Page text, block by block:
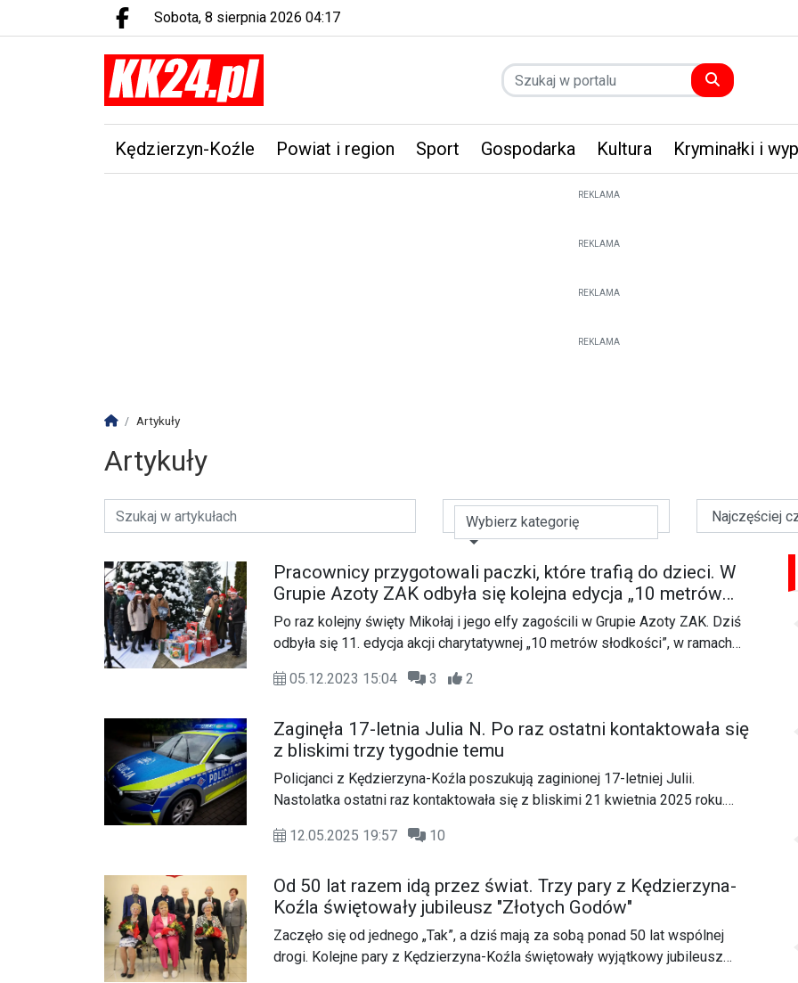
Facebook.com
sobota, 8 sierpnia 2026 04:17
Kędzierzyn-Koźle Powiat i region Sport Gospodarka Kultura Kryminałki i
REKLAMA
REKLAMA
REKLAMA
REKLAMA
Strona główna
Artykuły
Artykuły
Wybierz kategorię
Pracownicy przygotowali paczki, które trafią do dzieci. W
Grupie Azoty ZAK odbyła się kolejna edycja „10 metrów
słodkości”
Po raz kolejny święty Mikołaj i jego elfy zagościli w Grupie Azoty ZAK. Dziś
odbyła się 11. edycja akcji charytatywnej „10 metrów słodkości”, w ramach
opiekuńczych.
05.12.2023 15:04 3 2
Zaginęła 17-letnia Julia N. Po raz ostatni kontaktowała się
z bliskimi trzy tygodnie temu
Policjanci z Kędzierzyna-Koźla poszukują zaginionej 17-letniej Julii.
Nastolatka ostatni raz kontaktowała się z bliskimi 21 kwietnia 2025 roku.
proszone są o kontakt osobisty lub telefoniczny z funkcjonariuszami z
12.05.2025 19:57 10
Od 50 lat razem idą przez świat. Trzy pary z Kędzierzyna-
Koźla świętowały jubileusz "Złotych Godów"
Zaczęło się od jednego „Tak”, a dziś mają za sobą ponad 50 lat wspólnej
drogi. Kolejne pary z Kędzierzyna-Koźla świętowały wyjątkowy jubileusz